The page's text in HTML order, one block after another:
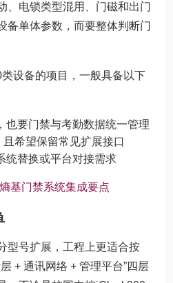
、电锁类型混用、门磁和出门
备单体参数，而要整体判断门
设备的项目，一般具备以下
也要门禁与考勤数据统一管理
希望保留常见扩展接口
统替换或平台对接需求
熵基门禁系统集成要点
型号扩展，工程上更适合按
+ 通讯网络 + 管理平台”四层